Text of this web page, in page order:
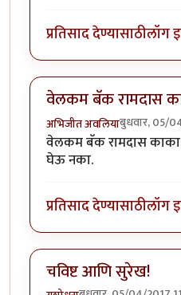
प्रतिसाद देण्यासाठीलॉग
वेलकम बॅक रामदास
अभिजीत अवलियाबुधवार, 05/
वेलकम बॅक रामदास काका.
घेऊ नका.
प्रतिसाद देण्यासाठीलॉग
चविष्ट आणि सुरेख!